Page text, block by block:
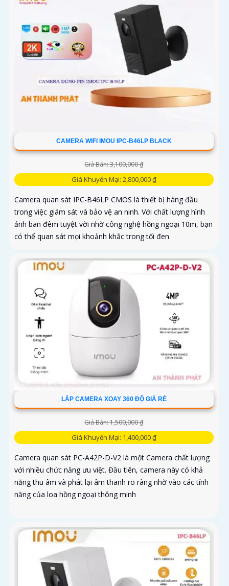
CAMERA WIFI IMOU IPC-B46LP BLACK
Giá Bán: 3,100,000 ₫
Giá Khuyến Mại: 2,800,000 ₫
Camera quan sát IPC-B46LP CMOS là thiết bị hàng đầu
trong việc giám sát và bảo vệ an ninh. Với chất lượng hình
ảnh ban đêm tuyệt vời nhờ công nghệ hồng ngoại 10m, bạn
có thể quan sát mọi khoảnh khắc trong tối đen
LẮP CAMERA XOAY 360 ĐỘ GIÁ RẺ
Giá Bán: 1,500,000 ₫
Giá Khuyến Mại: 1,400,000 ₫
Camera quan sát PC-A42P-D-V2 là một Camera chất lượng
với nhiều chức năng ưu việt. Đầu tiên, camera này có khả
năng thu âm và phát lại âm thanh rõ ràng nhờ vào các tính
năng của loa hồng ngoại thông minh